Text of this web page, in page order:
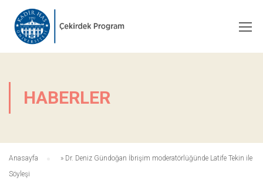
HABERLER
Anasayfa » Dr. Deniz Gündoğan İbrişim moderatörlüğünde Latife Tekin ile
Söyleşi